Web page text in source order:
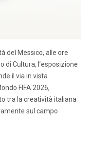
del Messico, alle ore
di Cultura, l’esposizione
il via in vista
FIFA 2026,
tra la creatività italiana
sul campo